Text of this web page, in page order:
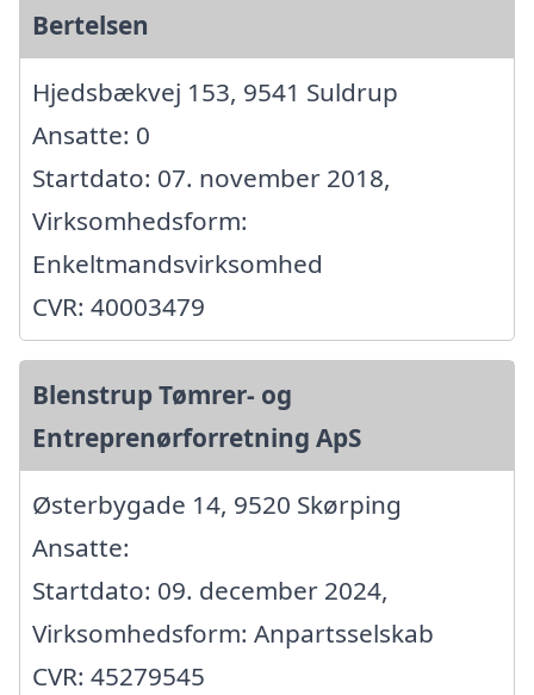
Bertelsen
Hjedsbækvej 153, 9541 Suldrup
Ansatte: 0
Startdato: 07. november 2018,
Virksomhedsform:
Enkeltmandsvirksomhed
CVR: 40003479
Blenstrup Tømrer- og
Entreprenørforretning ApS
Østerbygade 14, 9520 Skørping
Ansatte:
Startdato: 09. december 2024,
Virksomhedsform: Anpartsselskab
CVR: 45279545